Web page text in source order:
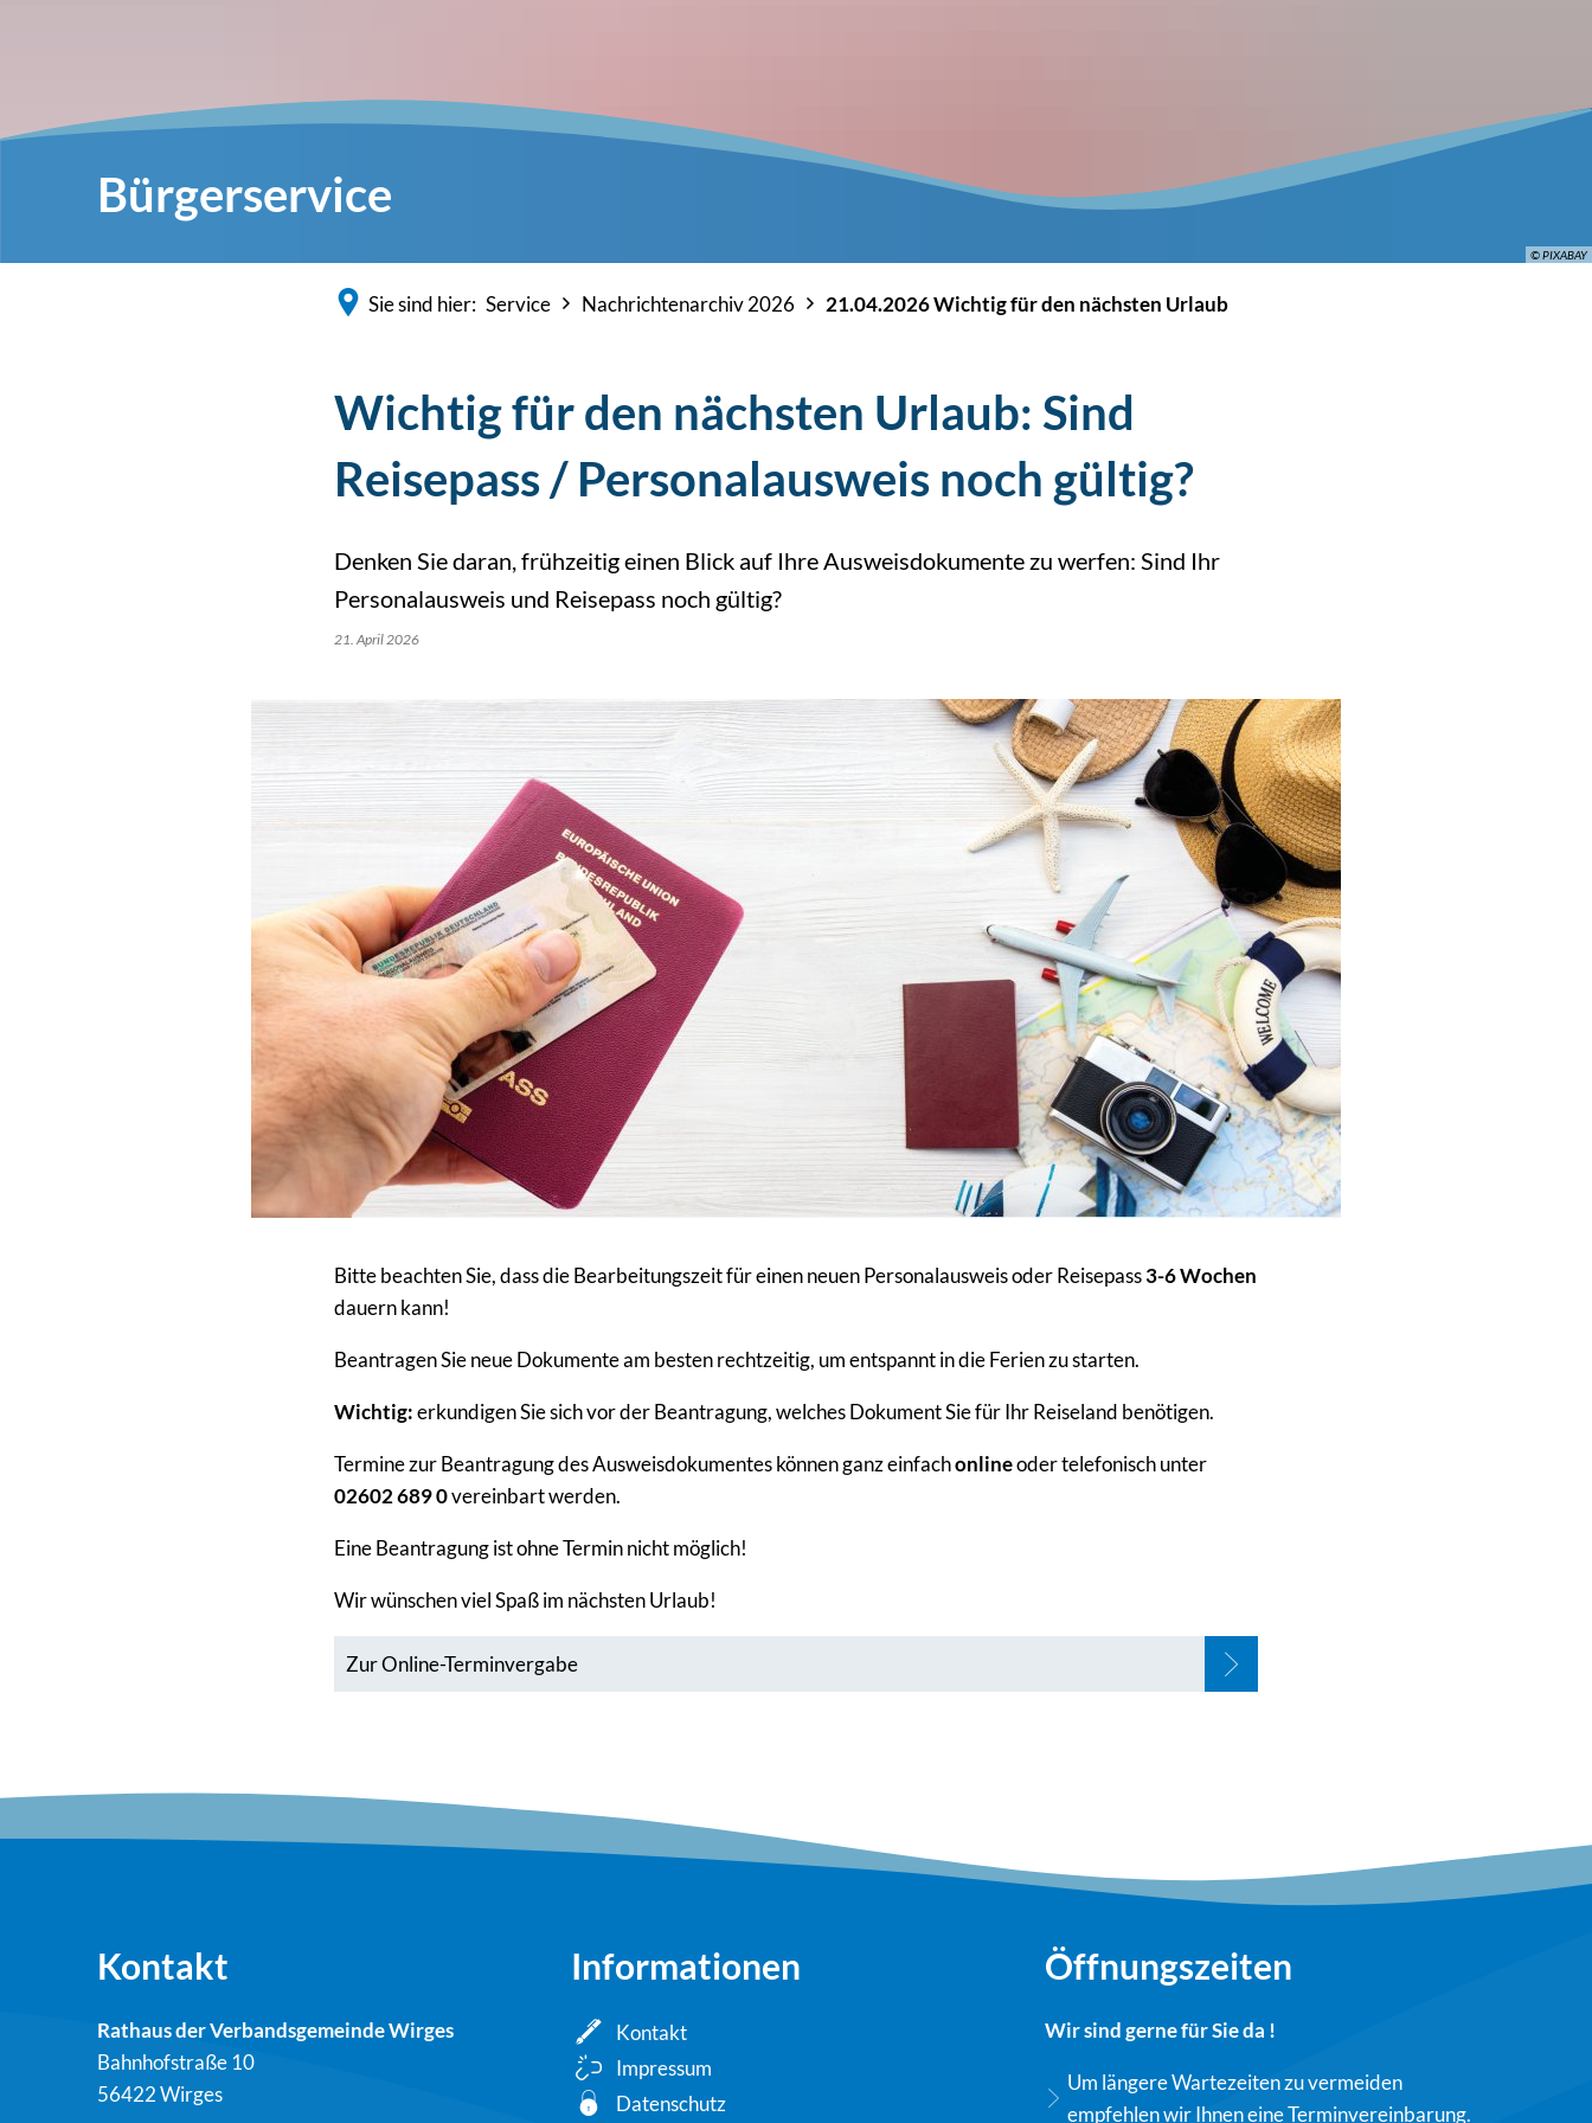
© PIXABAY
Bürgerservice
Sie sind hier: Service Nachrichtenarchiv 2026 21.04.2026 Wichtig für den nächsten Urlaub
Wichtig für den nächsten Urlaub: Sind
Reisepass / Personalausweis noch gültig?
Denken Sie daran, frühzeitig einen Blick auf Ihre Ausweisdokumente zu werfen: Sind Ihr
Personalausweis und Reisepass noch gültig?
21. April 2026
Bitte beachten Sie, dass die Bearbeitungszeit für einen neuen Personalausweis oder Reisepass3-6 Wochen
dauern kann!
Beantragen Sie neue Dokumente am besten rechtzeitig, um entspannt in die Ferien zu starten.
Wichtig:erkundigen Sie sich vor der Beantragung, welches Dokument Sie für Ihr Reiseland benötigen.
Termine zur Beantragung des Ausweisdokumentes können ganz einfachonlineoder telefonisch unter
02602 689 0vereinbart werden.
Eine Beantragung ist ohne Termin nicht möglich!
Wir wünschen viel Spaß im nächsten Urlaub!
Zur Online-Terminvergabe
Kontakt
Rathaus der Verbandsgemeinde Wirges
Bahnhofstraße 10
56422 Wirges
Informationen
Kontakt
Impressum
Datenschutz
Öffnungszeiten
Wir sind gerne für Sie da !
Um längere Wartezeiten zu vermeiden
empfehlen wir Ihnen eine Terminvereinbarung.